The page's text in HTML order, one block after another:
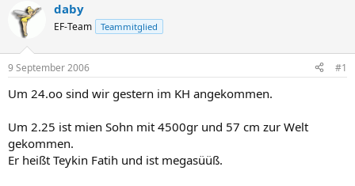
t
e
l
e
t
e
l
t
m
daby
EF-Team Teammitglied
9 September 2006 #1
Um 24.oo sind wir gestern im KH angekommen.
Um 2.25 ist mien Sohn mit 4500gr und 57 cm zur Welt
gekommen.
Er heißt Teykin Fatih und ist megasüüß.